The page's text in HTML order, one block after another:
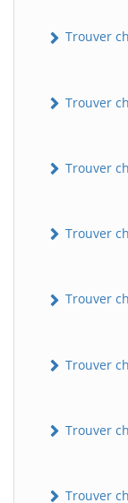
Trouver
Trouver
Trouver
Trouver
Trouver
Trouver
Trouver
Trouver